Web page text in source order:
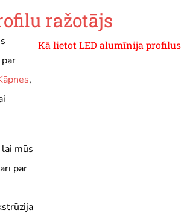
ražotājs
,
mūs
par
Kā lietot LED alumīnija